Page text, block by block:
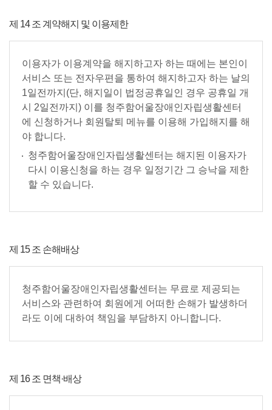
제 14 조 계약해지 및 이용제한
이용자가 이용계약을 해지하고자 하는 때에는 본인이
서비스 또는 전자우편을 통하여 해지하고자 하는 날의
1일전까지(단, 해지일이 법정공휴일인 경우 공휴일 개
시 2일전까지) 이를 청주함어울장애인자립생활센터
에 신청하거나 회원탈퇴 메뉴를 이용해 가입해지를 해
야 합니다.
청주함어울장애인자립생활센터는 해지된 이용자가
다시 이용신청을 하는 경우 일정기간 그 승낙을 제한
할 수 있습니다.
제 15 조 손해배상
청주함어울장애인자립생활센터는 무료로 제공되는
서비스와 관련하여 회원에게 어떠한 손해가 발생하더
라도 이에 대하여 책임을 부담하지 아니합니다.
제 16 조 면책·배상